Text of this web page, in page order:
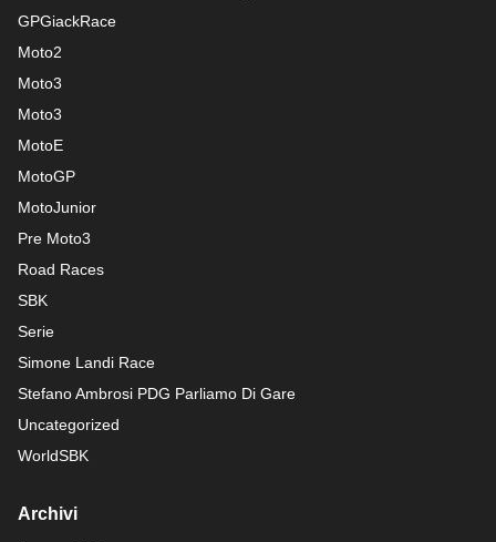
GPGiackRace
Moto2
Moto3
Moto3
MotoE
MotoGP
MotoJunior
Pre Moto3
Road Races
SBK
Serie
Simone Landi Race
Stefano Ambrosi PDG Parliamo Di Gare
Uncategorized
WorldSBK
Archivi